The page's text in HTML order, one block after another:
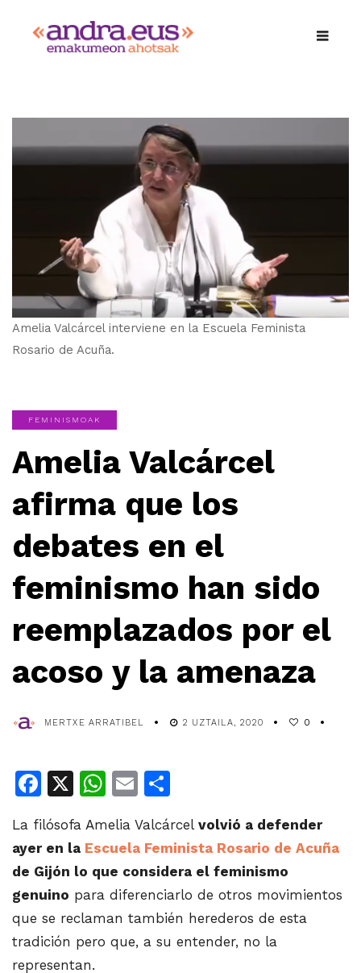
Amelia Valcárcel interviene en la Escuela Feminista
Rosario de Acuña.
FEMINISMOAK
Amelia Valcárcel
afirma que los
debates en el
feminismo han sido
reemplazados por el
acoso y la amenaza
MERTXE ARRATIBEL 2 UZTAILA, 2020 0
Facebook
X WhatsApp
Email
La filósofa Amelia Valcárcel volvió a defender
ayer en la Escuela Feminista Rosario de Acuña
de Gijón lo que considera el feminismo
genuino para diferenciarlo de otros movimientos
que se reclaman también herederos de esta
tradición pero que, a su entender, no la
representan.